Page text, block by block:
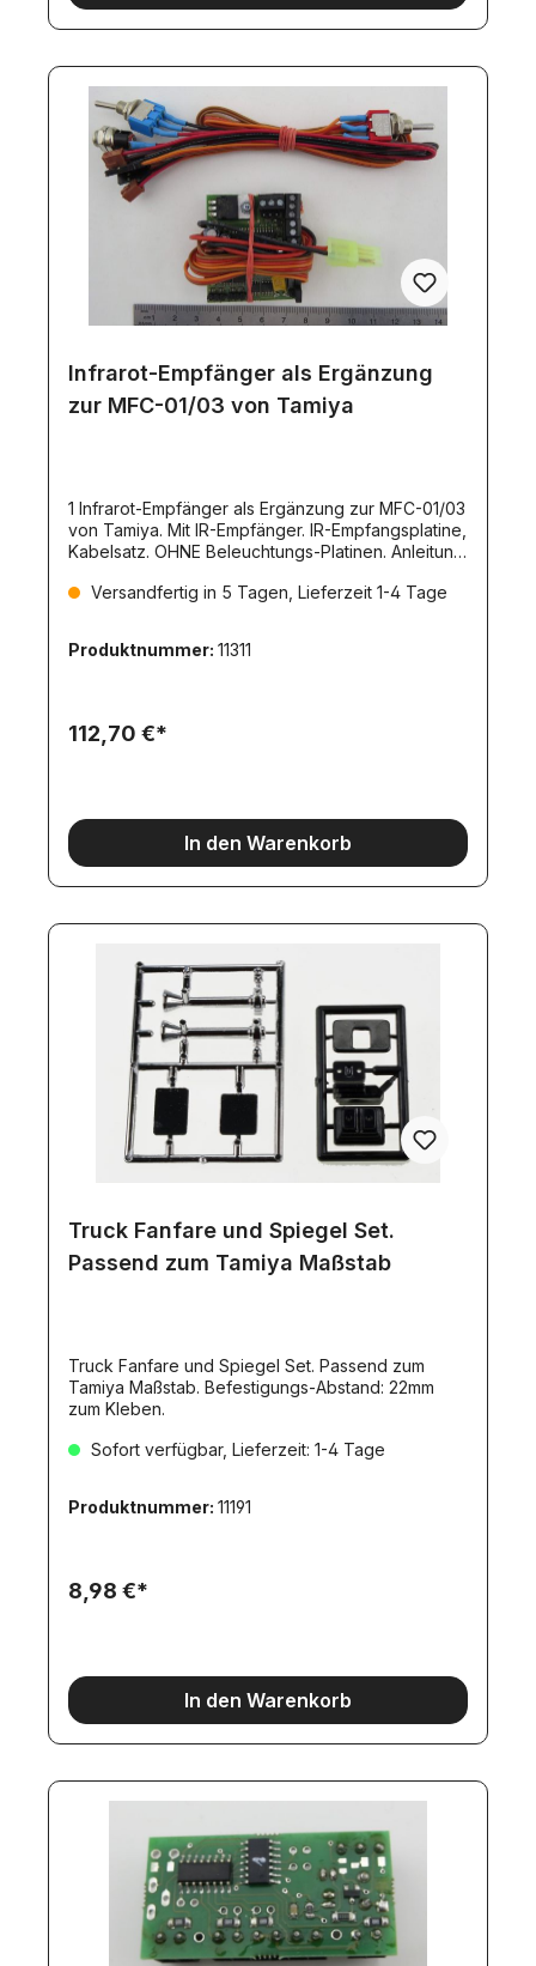
Infrarot-Empfänger als Ergänzung
zur MFC-01/03 von Tamiya
1 Infrarot-Empfänger als Ergänzung zur MFC-01/03
von Tamiya. Mit IR-Empfänger. IR-Empfangsplatine,
Kabelsatz. OHNE Beleuchtungs-Platinen. Anleitung.
Empfangsmodul ermöglich die KABELLOSE
Auflieger/Anhänger.Übertragbare
linksBlinker
rechtsNebelschlußlichtRückfahrlichtfreie Funktion
10810 direkt anschliessen! Die Platinen passen zu
den 7-Kammer-Rückleuchten von Carson bzw.
anstelle der Beleuchtungsplatinen steht der
Adapter Artikel 11177 zur Verfügung.
Versandfertig in 5 Tagen, Lieferzeit 1-4 Tage
Produktnummer: 11311
112,70 €*
In den Warenkorb
Truck Fanfare und Spiegel Set.
Passend zum Tamiya Maßstab
Truck Fanfare und Spiegel Set. Passend zum
Tamiya Maßstab. Befestigungs-Abstand: 22mm
zum Kleben.
Sofort verfügbar, Lieferzeit: 1-4 Tage
Produktnummer: 11191
8,98 €*
In den Warenkorb